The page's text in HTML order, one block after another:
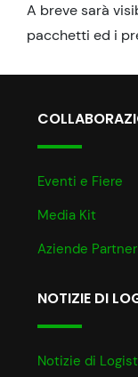
A breve sarà
pacchetti ed i
Eventi e Fiere
Media Kit
Aziende Partner
NOTIZIE DI
Notizie di